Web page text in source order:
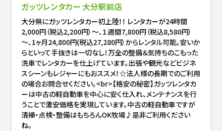
ガッツレンタカー 大分駅前店
大分県にガッツレンタカー初上陸！！ レンタカーが24時間
2,000円（税込2,200円）～、１週間7,800円（税込8,580円）
～、1ヶ月24,800円(税込27,280円）からレンタル可能。安いか
らといって手抜きは一切なし！万全の整備＆気持ちのこもった
洗車でレンタカーを仕上げています。出張や観光などビジネ
スシーンもレジャーにもおススメ！☆法人様の長期でのご利用
の場合お問合せください。<br>【格安の秘密】ガッツレンタカ
ーは中古の軽自動車を中心に安く仕入れ、メンテナンスを行
うことで激安価格を実現しています。中古の軽自動車ですが
清掃・点検・整備はもちろんOK牧場♪是非ご利用ください
ね。